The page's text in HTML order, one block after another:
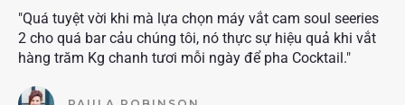
"Quá tuyệt vời khi mà lựa chọn máy vắt cam soul seeries
2 cho quá bar cảu chúng tôi, nó thực sự hiệu quả khi vắt
hàng trăm Kg chanh tươi mỗi ngày để pha Cocktail."